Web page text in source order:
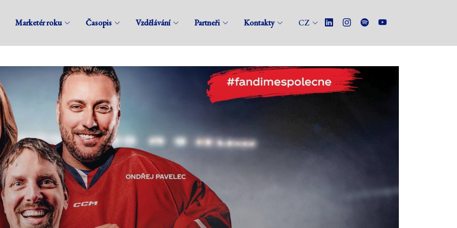
Marketér roku Časopis Vzdělávání Partneři Kontakty CZ